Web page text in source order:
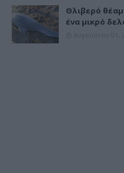
Θλιβερό
ένα μικρό